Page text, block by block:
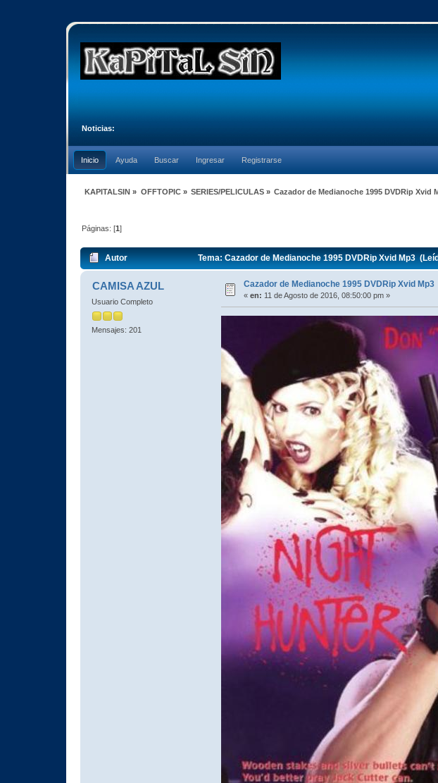
Noticias:
Inicio Ayuda Buscar Ingresar Registrarse
KAPITALSIN » OFFTOPIC» SERIES/PELICULAS » Cazador de Medianoche 1995 DVDRip Xvid
Páginas: [1]
Autor Tema: Cazador de Medianoche 1995 DVDRip Xvid Mp3
CAMISA AZUL
Usuario Completo
Mensajes: 201
Cazador de Medianoche 1995 DVDRip Xvid Mp3
«en: 11 de Agosto de 2016, 08:50:00 pm »